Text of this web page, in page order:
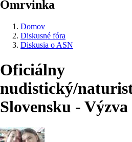
Omrvinka
Domov
Diskusné fóra
Diskusia o ASN
Oficiálny
nudistický/
Slovensku - Výzva